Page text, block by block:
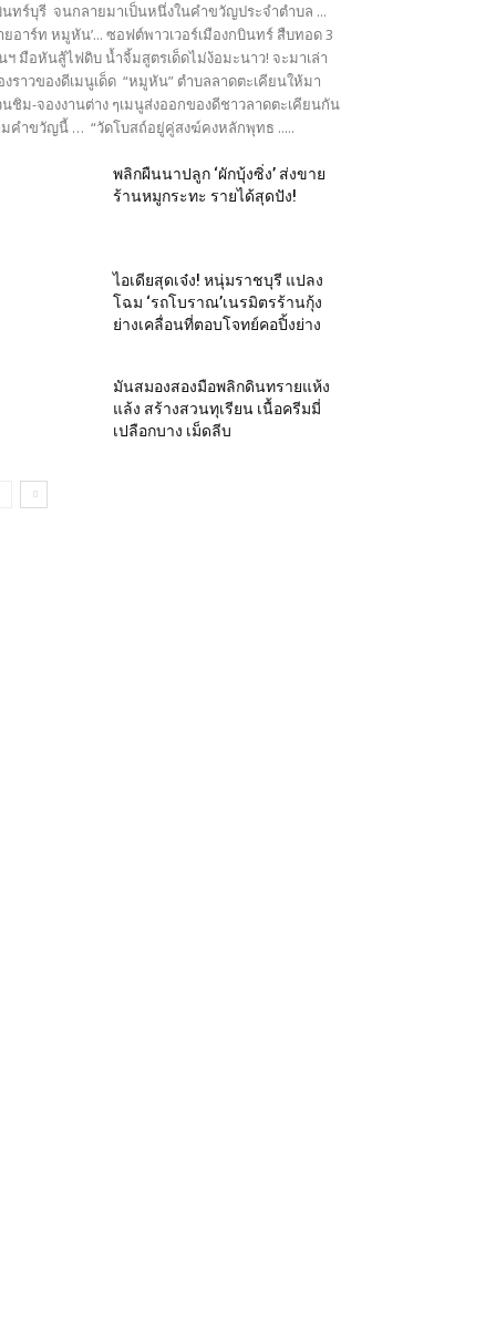
ทร์บุรี จนกลายมาเป็นหนึ่งในคำขวัญประจำตำบล ...
ยอาร์ท หมูหัน’... ซอฟต์พาวเวอร์เมืองกบินทร์ สืบทอด 3
ฯ มือหันสู้ไฟดิบ น้ำจิ้มสูตรเด็ดไม่ง้อมะนาว! จะมาเล่า
งราวของดีเมนูเด็ด “หมูหัน” ตำบลลาดตะเคียนให้มา
ชิม-จองงานต่าง ๆเมนูส่งออกของดีชาวลาดตะเคียนกัน
คำขวัญนี้ … “วัดโบสถ์อยู่คู่สงฆ์คงหลักพุทธ .....
พลิกผืนนาปลูก ‘ผักบุ้งซิ่ง’ ส่งขาย
ร้านหมูกระทะ รายได้สุดปัง!
ไอเดียสุดเจ๋ง! หนุ่มราชบุรี แปลง
โฉม ‘รถโบราณ’เนรมิตรร้านกุ้ง
ย่างเคลื่อนที่ตอบโจทย์คอปิ้งย่าง
มันสมองสองมือพลิกดินทรายแห้ง
แล้ง สร้างสวนทุเรียน เนื้อครีมมี่
เปลือกบาง เม็ดลีบ